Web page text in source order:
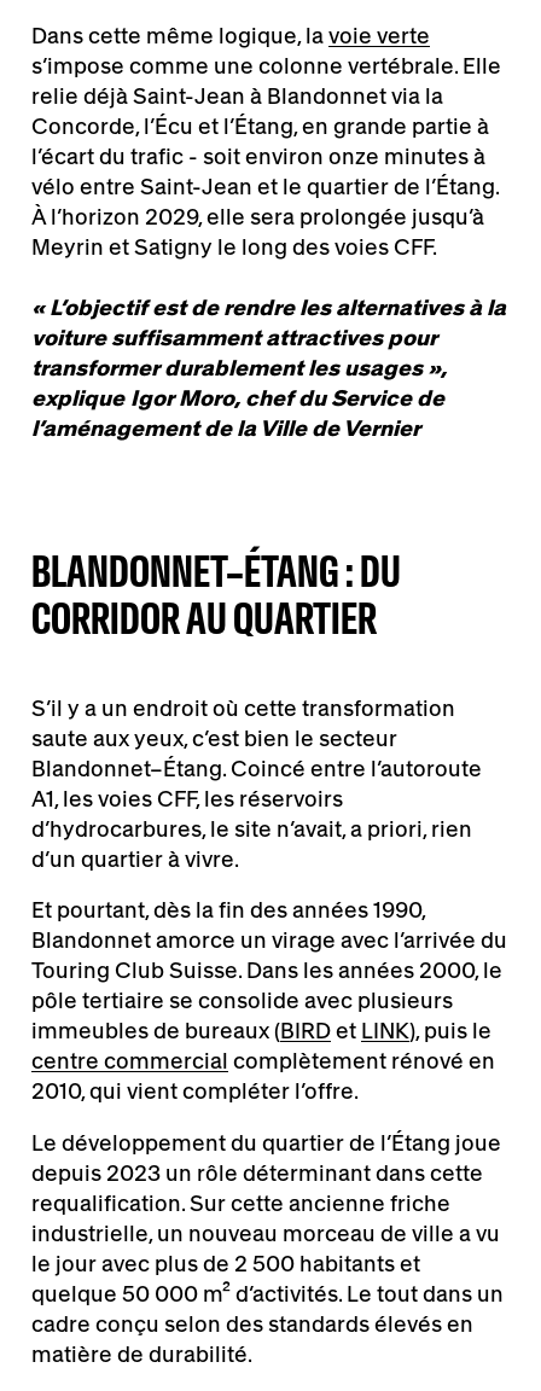
Dans cette même logique, lavoie verte
s’impose comme une colonne vertébrale. Elle
relie déjà Saint-Jean à Blandonnet via la
Concorde, l’Écu et l’Étang, en grande partie à
l’écart du trafic - soit environ onze minutes à
vélo entre Saint-Jean et le quartier de l’Étang.
À l’horizon 2029, elle sera prolongée jusqu’à
Meyrin et Satigny le long des voies CFF.
«L’objectif est de rendre les alternatives à la
voiture suffisamment attractives pour
transformer durablement les usages »,
explique Igor Moro, chef du Service de
l’aménagement de la Ville de Vernier
BLANDONNET–ÉTANG : DU
CORRIDOR AU QUARTIER
S’il y a un endroit où cette transformation
saute aux yeux, c’est bien le secteur
Blandonnet–Étang. Coincé entre l’autoroute
A1, les voies CFF, les réservoirs
d’hydrocarbures, le site n’avait, a priori, rien
d’un quartier à vivre.
Et pourtant, dès la fin des années 1990,
Blandonnet amorce un virage avec l’arrivée du
Touring Club Suisse. Dans les années 2000, le
pôle tertiaire se consolide avec plusieurs
immeubles de bureaux (BIRDet LINK), puis le
centre commercial complètement rénové en
2010, qui vient compléter l’offre.
Le développement du quartier de l’Étang joue
depuis 2023 un rôle déterminant dans cette
requalification. Sur cette ancienne friche
industrielle, un nouveau morceau de ville a vu
le jour avec plus de 2 500 habitants et
quelque 50 000 m² d’activités. Le tout dans un
cadre conçu selon des standards élevés en
matière de durabilité.